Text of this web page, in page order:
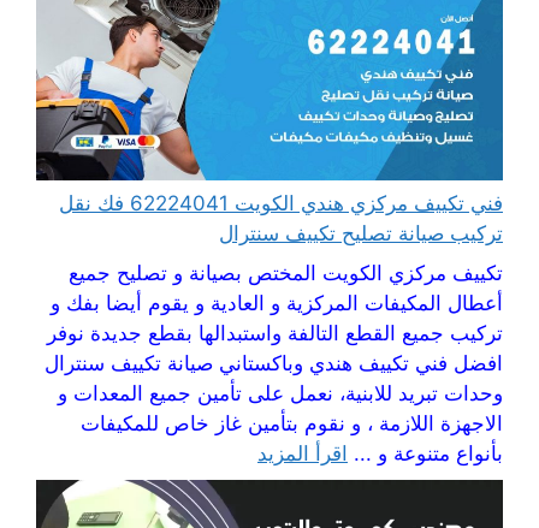
فني تكييف مركزي هندي الكويت 62224041 فك نقل
تركيب صيانة تصليح تكييف سنترال
تكييف مركزي الكويت المختص بصيانة و تصليح جميع
أعطال المكيفات المركزية و العادية و يقوم أيضا بفك و
تركيب جميع القطع التالفة واستبدالها بقطع جديدة نوفر
افضل فني تكييف هندي وباكستاني صيانة تكييف سنترال
وحدات تبريد للابنية، نعمل على تأمين جميع المعدات و
الاجهزة اللازمة ، و نقوم بتأمين غاز خاص للمكيفات
بأنواع متنوعة و ... اقرأ المزيد